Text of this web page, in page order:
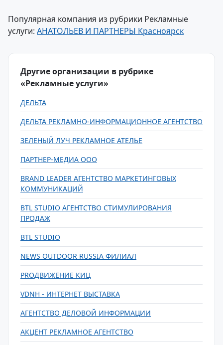
Популярная компания из рубрики Рекламные
услуги: АНАТОЛЬЕВ И ПАРТНЕРЫ Красноярск
Другие организации в рубрике
«Рекламные услуги»
ДЕЛЬТА
ДЕЛЬТА РЕКЛАМНО-ИНФОРМАЦИОННОЕ АГЕНТСТВО
ЗЕЛЕНЫЙ ЛУЧ РЕКЛАМНОЕ АТЕЛЬЕ
ПАРТНЕР-МЕДИА ООО
BRAND LEADER АГЕНТСТВО МАРКЕТИНГОВЫХ
КОММУНИКАЦИЙ
BTL STUDIO АГЕНТСТВО СТИМУЛИРОВАНИЯ
ПРОДАЖ
BTL STUDIO
NEWS OUTDOOR RUSSIA ФИЛИАЛ
PROДВИЖЕНИЕ КИЦ
VDNH - ИНТЕРНЕТ ВЫСТАВКА
АГЕНТСТВО ДЕЛОВОЙ ИНФОРМАЦИИ
АКЦЕНТ РЕКЛАМНОЕ АГЕНТСТВО